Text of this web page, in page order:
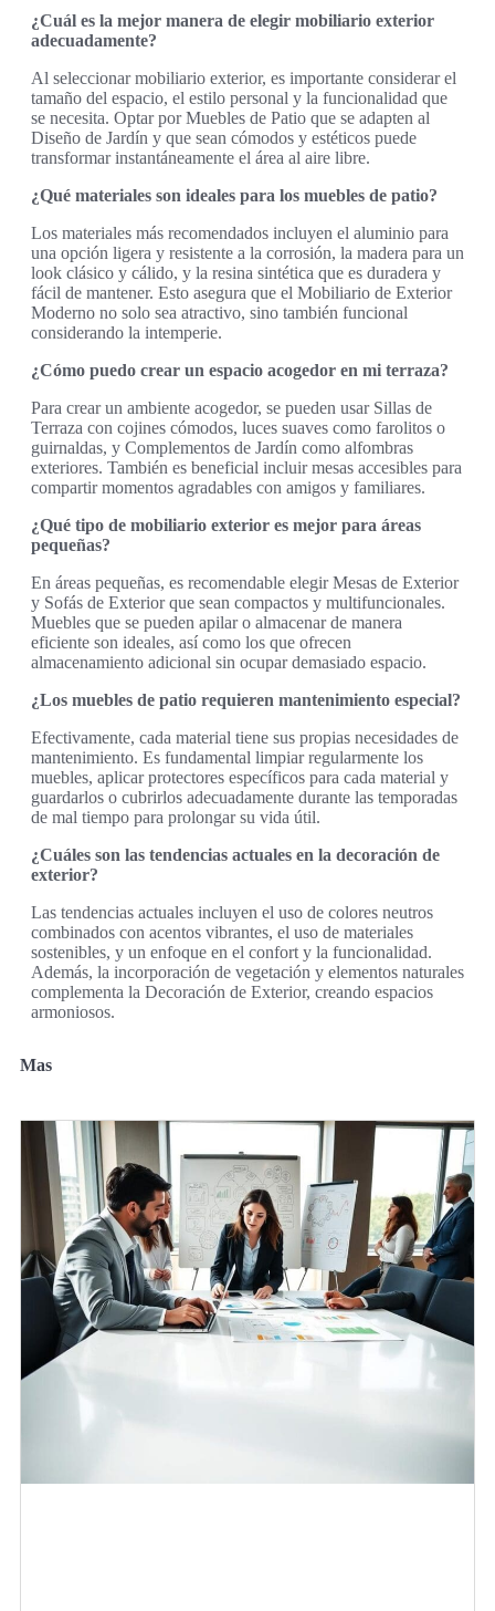
¿Cuál es la mejor manera de elegir mobiliario exterior
adecuadamente?
Al seleccionar mobiliario exterior, es importante considerar el
tamaño del espacio, el estilo personal y la funcionalidad que
se necesita. Optar por Muebles de Patio que se adapten al
Diseño de Jardín y que sean cómodos y estéticos puede
transformar instantáneamente el área al aire libre.
¿Qué materiales son ideales para los muebles de patio?
Los materiales más recomendados incluyen el aluminio para
una opción ligera y resistente a la corrosión, la madera para un
look clásico y cálido, y la resina sintética que es duradera y
fácil de mantener. Esto asegura que el Mobiliario de Exterior
Moderno no solo sea atractivo, sino también funcional
considerando la intemperie.
¿Cómo puedo crear un espacio acogedor en mi terraza?
Para crear un ambiente acogedor, se pueden usar Sillas de
Terraza con cojines cómodos, luces suaves como farolitos o
guirnaldas, y Complementos de Jardín como alfombras
exteriores. También es beneficial incluir mesas accesibles para
compartir momentos agradables con amigos y familiares.
¿Qué tipo de mobiliario exterior es mejor para áreas
pequeñas?
En áreas pequeñas, es recomendable elegir Mesas de Exterior
y Sofás de Exterior que sean compactos y multifuncionales.
Muebles que se pueden apilar o almacenar de manera
eficiente son ideales, así como los que ofrecen
almacenamiento adicional sin ocupar demasiado espacio.
¿Los muebles de patio requieren mantenimiento especial?
Efectivamente, cada material tiene sus propias necesidades de
mantenimiento. Es fundamental limpiar regularmente los
muebles, aplicar protectores específicos para cada material y
guardarlos o cubrirlos adecuadamente durante las temporadas
de mal tiempo para prolongar su vida útil.
¿Cuáles son las tendencias actuales en la decoración de
exterior?
Las tendencias actuales incluyen el uso de colores neutros
combinados con acentos vibrantes, el uso de materiales
sostenibles, y un enfoque en el confort y la funcionalidad.
Además, la incorporación de vegetación y elementos naturales
complementa la Decoración de Exterior, creando espacios
armoniosos.
Mas